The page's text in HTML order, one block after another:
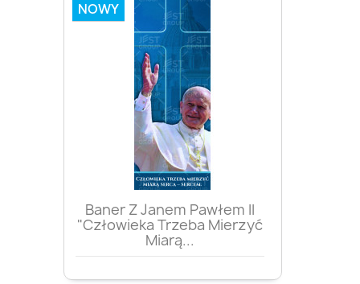
Baner Z Janem Pawłem II
"Człowieka Trzeba Mierzyć
Miarą...
NOWY